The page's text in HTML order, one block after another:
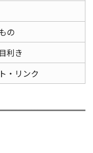
の
利き
・リンク